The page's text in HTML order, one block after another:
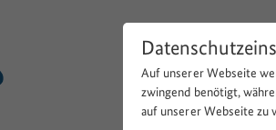
Auf unserer Webseite
zwingend benötigt,
auf unserer Webseite zu